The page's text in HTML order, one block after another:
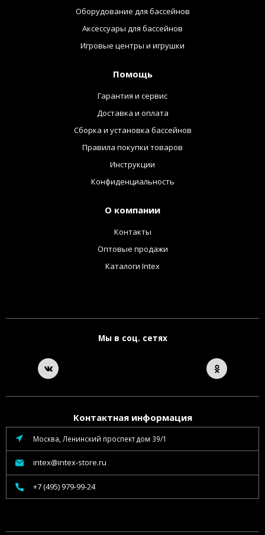
Оборудование для бассейнов
Аксессуары для бассейнов
Игровые центры и игрушки
Помощь
Гарантия и сервис
Доставка и оплата
Сборка и установка бассейнов
Правила покупки товаров
Инструкции
Конфиденциальность
О компании
Контакты
Оптовые продажи
Каталоги Intex
Мы в соц. сетях
Контактная информация
Москва, Ленинский проспект дом 39/1
intex@intex-store.ru
+7 (495) 979-99-24